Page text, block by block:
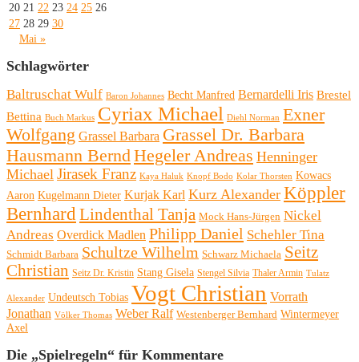
20 21 22 23 24 25 26
27 28 29 30
Mai »
Schlagwörter
Baltruschat Wulf Baron Johannes Becht Manfred Bernardelli Iris Brestel
Bettina Buch Markus Cyriax Michael Diehl Norman Exner
Wolfgang Grassel Barbara Grassel Dr. Barbara
Hausmann Bernd Hegeler Andreas Henninger
Michael Jirasek Franz Kaya Haluk Knopf Bodo Kolar Thorsten Kowacs
Aaron Kugelmann Dieter Kurjak Karl Kurz Alexander Köppler
Bernhard Lindenthal Tanja Mock Hans-Jürgen Nickel
Andreas Overdick Madlen Philipp Daniel Schehler Tina
Schmidt Barbara Schultze Wilhelm Schwarz Michaela Seitz
Christian Seitz Dr. Kristin Stang Gisela Stengel Silvia Thaler Armin Tulatz
Alexander Undeutsch Tobias Vogt Christian Vorrath
Jonathan Völker Thomas Weber Ralf Westenberger Bernhard Wintermeyer
Axel
Die „Spielregeln“ für Kommentare